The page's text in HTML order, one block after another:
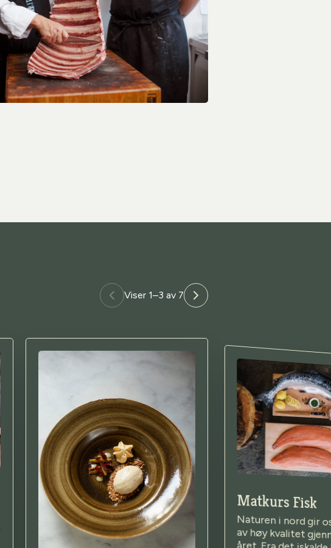
Viser 1–3 av 7
Matkurs Fisk
Naturen i nord gir
av høy kvalitet
året. Fra det
henter vi fisk med
fast struktur. Torsk,
og andre arter
arktiske klimaet
vannmassene de